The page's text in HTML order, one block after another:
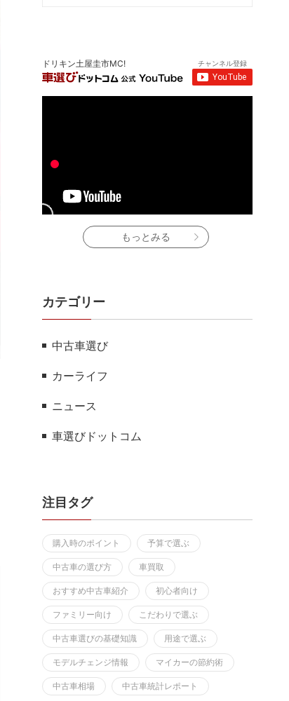
ドリキン土屋圭市MC! チャンネル登録
もっとみる
カテゴリー
中古車選び
カーライフ
ニュース
車選びドットコム
注目タグ
購入時のポイント 予算で選ぶ
中古車の選び方 車買取
おすすめ中古車紹介 初心者向け
ファミリー向け こだわりで選ぶ
中古車選びの基礎知識 用途で選ぶ
モデルチェンジ情報 マイカーの節約術
中古車相場 中古車統計レポート